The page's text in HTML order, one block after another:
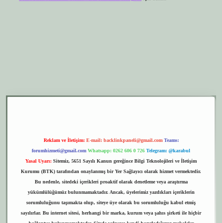
Reklam ve İletişim: E-mail: backlinkpaneli@gmail.com Teams:
forumhizmeti@gmail.com Whatsapp: 0262 606 0 726 Telegram: @karabul
Yasal Uyarı: Sitemiz, 5651 Sayılı Kanun gereğince Bilgi Teknolojileri ve İletişim
Kurumu (BTK) tarafından onaylanmış bir Yer Sağlayıcı olarak hizmet vermektedir.
Bu nedenle, sitedeki içerikleri proaktif olarak denetleme veya araştırma
yükümlülüğümüz bulunmamaktadır. Ancak, üyelerimiz yazdıkları içeriklerin
sorumluluğunu taşımakta olup, siteye üye olarak bu sorumluluğu kabul etmiş
sayılırlar. Bu internet sitesi, herhangi bir marka, kurum veya şahıs şirketi ile hiçbir